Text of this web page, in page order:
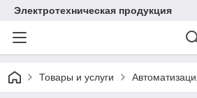
Электротехническая продукция
Товары и услуги